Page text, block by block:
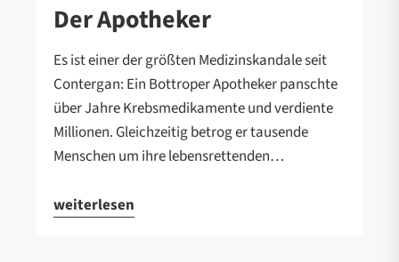
Der Apotheker
Es ist einer der größten Medizinskandale seit
Contergan: Ein Bottroper Apotheker panschte
über Jahre Krebsmedikamente und verdiente
Millionen. Gleichzeitig betrog er tausende
Menschen um ihre lebensrettenden…
weiterlesen